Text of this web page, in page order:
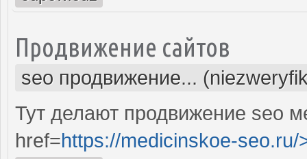
Продвижение сайтов
seo продвижение...
Тут делают продвижение seo
href=https://medicinskoe-seo.ru/